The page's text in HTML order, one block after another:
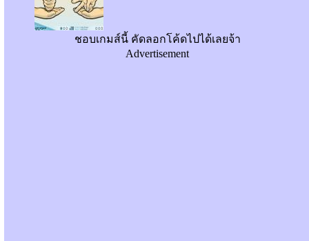
ชอบเกมส์นี้ คัดลอกโค้ดไปได้เลยจ้า
Advertisement